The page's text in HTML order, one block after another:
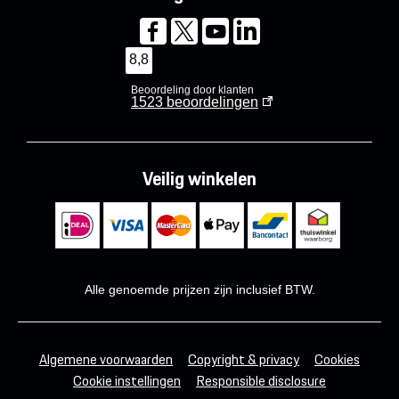
8,8
Beoordeling door klanten
1523 beoordelingen
Veilig winkelen
Alle genoemde prijzen zijn inclusief BTW.
Algemene voorwaarden Copyright & privacy
Cookies
Cookie instellingen
Responsible disclosure